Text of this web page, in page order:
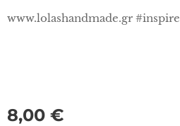
www.lolashandmade.gr #inspire
8,00 €